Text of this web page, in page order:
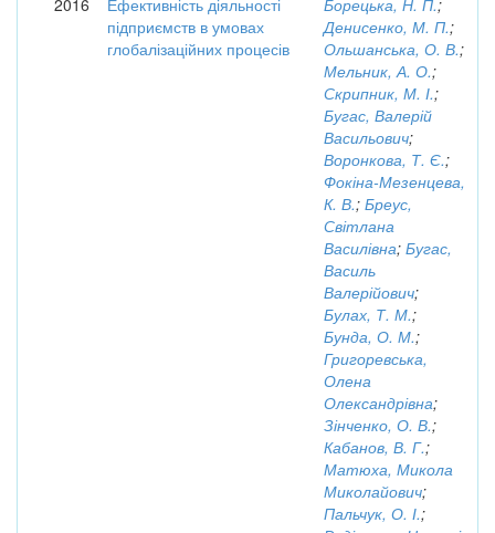
2016
Ефективність діяльності
підприємств в умовах
глобалізаційних процесів
Борецька, Н. П.;
Денисенко, М. П.;
Ольшанська, О. В.;
Мельник, А. О.;
Скрипник, М. І.;
Бугас, Валерій
Васильович;
Воронкова, Т. Є.;
Фокіна-Мезенцева,
К. В.; Бреус,
Світлана
Василівна; Бугас,
Василь
Валерійович;
Булах, Т. М.;
Бунда, О. М.;
Григоревська,
Олена
Олександрівна;
Зінченко, О. В.;
Кабанов, В. Г.;
Матюха, Микола
Миколайович;
Пальчук, О. І.;